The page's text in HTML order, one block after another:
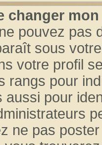
changer
pouvez pas
sous
votre profil
rangs pour
aussi pour
ne pas